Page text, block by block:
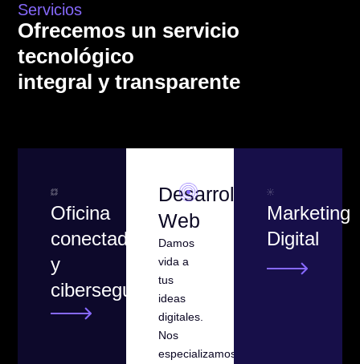
Servicios
Ofrecemos un servicio
tecnológico
integral y transparente
Oficina
conectada
y
ciberseguridad
Desarrollo
Web
Damos
vida a
tus
ideas
digitales.
Nos
especializamos
Marketing
Digital